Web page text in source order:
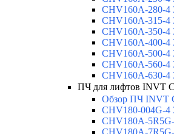
CHV160A-280-4
CHV160A-315-4
CHV160A-350-4
CHV160A-400-4
CHV160A-500-4
CHV160A-560-4
CHV160A-630-4
ПЧ для лифтов INVT
Обзор ПЧ INVT
CHV180-004G-4
CHV180A-